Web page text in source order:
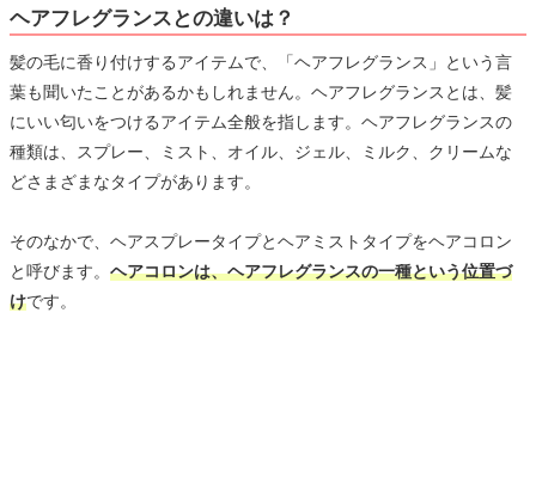
ヘアフレグランスとの違いは？
髪の毛に香り付けするアイテムで、「ヘアフレグランス」という言
葉も聞いたことがあるかもしれません。ヘアフレグランスとは、髪
にいい匂いをつけるアイテム全般を指します。ヘアフレグランスの
種類は、スプレー、ミスト、オイル、ジェル、ミルク、クリームな
どさまざまなタイプがあります。
そのなかで、ヘアスプレータイプとヘアミストタイプをヘアコロン
と呼びます。 ヘアコロンは、ヘアフレグランスの一種という位置づ
けです。